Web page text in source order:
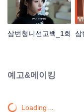
삼번청니선고백_1회 삼
예고&메이킹
Loading…